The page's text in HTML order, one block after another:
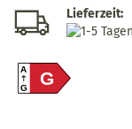
Lieferzeit:
A
GG